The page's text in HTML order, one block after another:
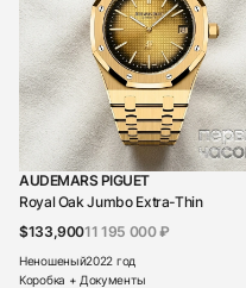
AUDEMARS PIGUET
Royal Oak Jumbo Extra-Thin
$133,90011 195 000 ₽
Неношеный2022 год
Коробка + Документы